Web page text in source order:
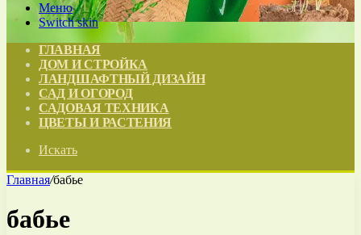
Меню
Switch skin
ГЛАВНАЯ
ДОМ И СТРОЙКА
ЛАНДШАФТНЫЙ ДИЗАЙН
САД И ОГОРОД
САДОВАЯ ТЕХНИКА
ЦВЕТЫ И РАСТЕНИЯ
Искать
Главная/бабье
бабье